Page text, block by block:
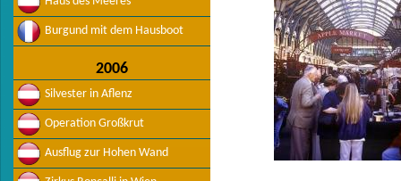
Burgund mit dem Hausboot
2006
Silvester in Aflenz
Operation Großkrut
Ausflug zur Hohen Wand